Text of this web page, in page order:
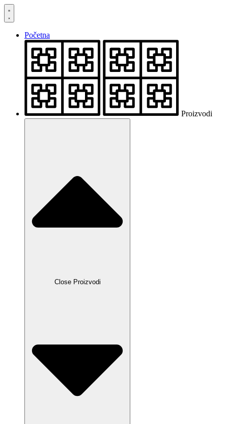
Skočite
na
Početna
Proizvodi
Close Proizvodi